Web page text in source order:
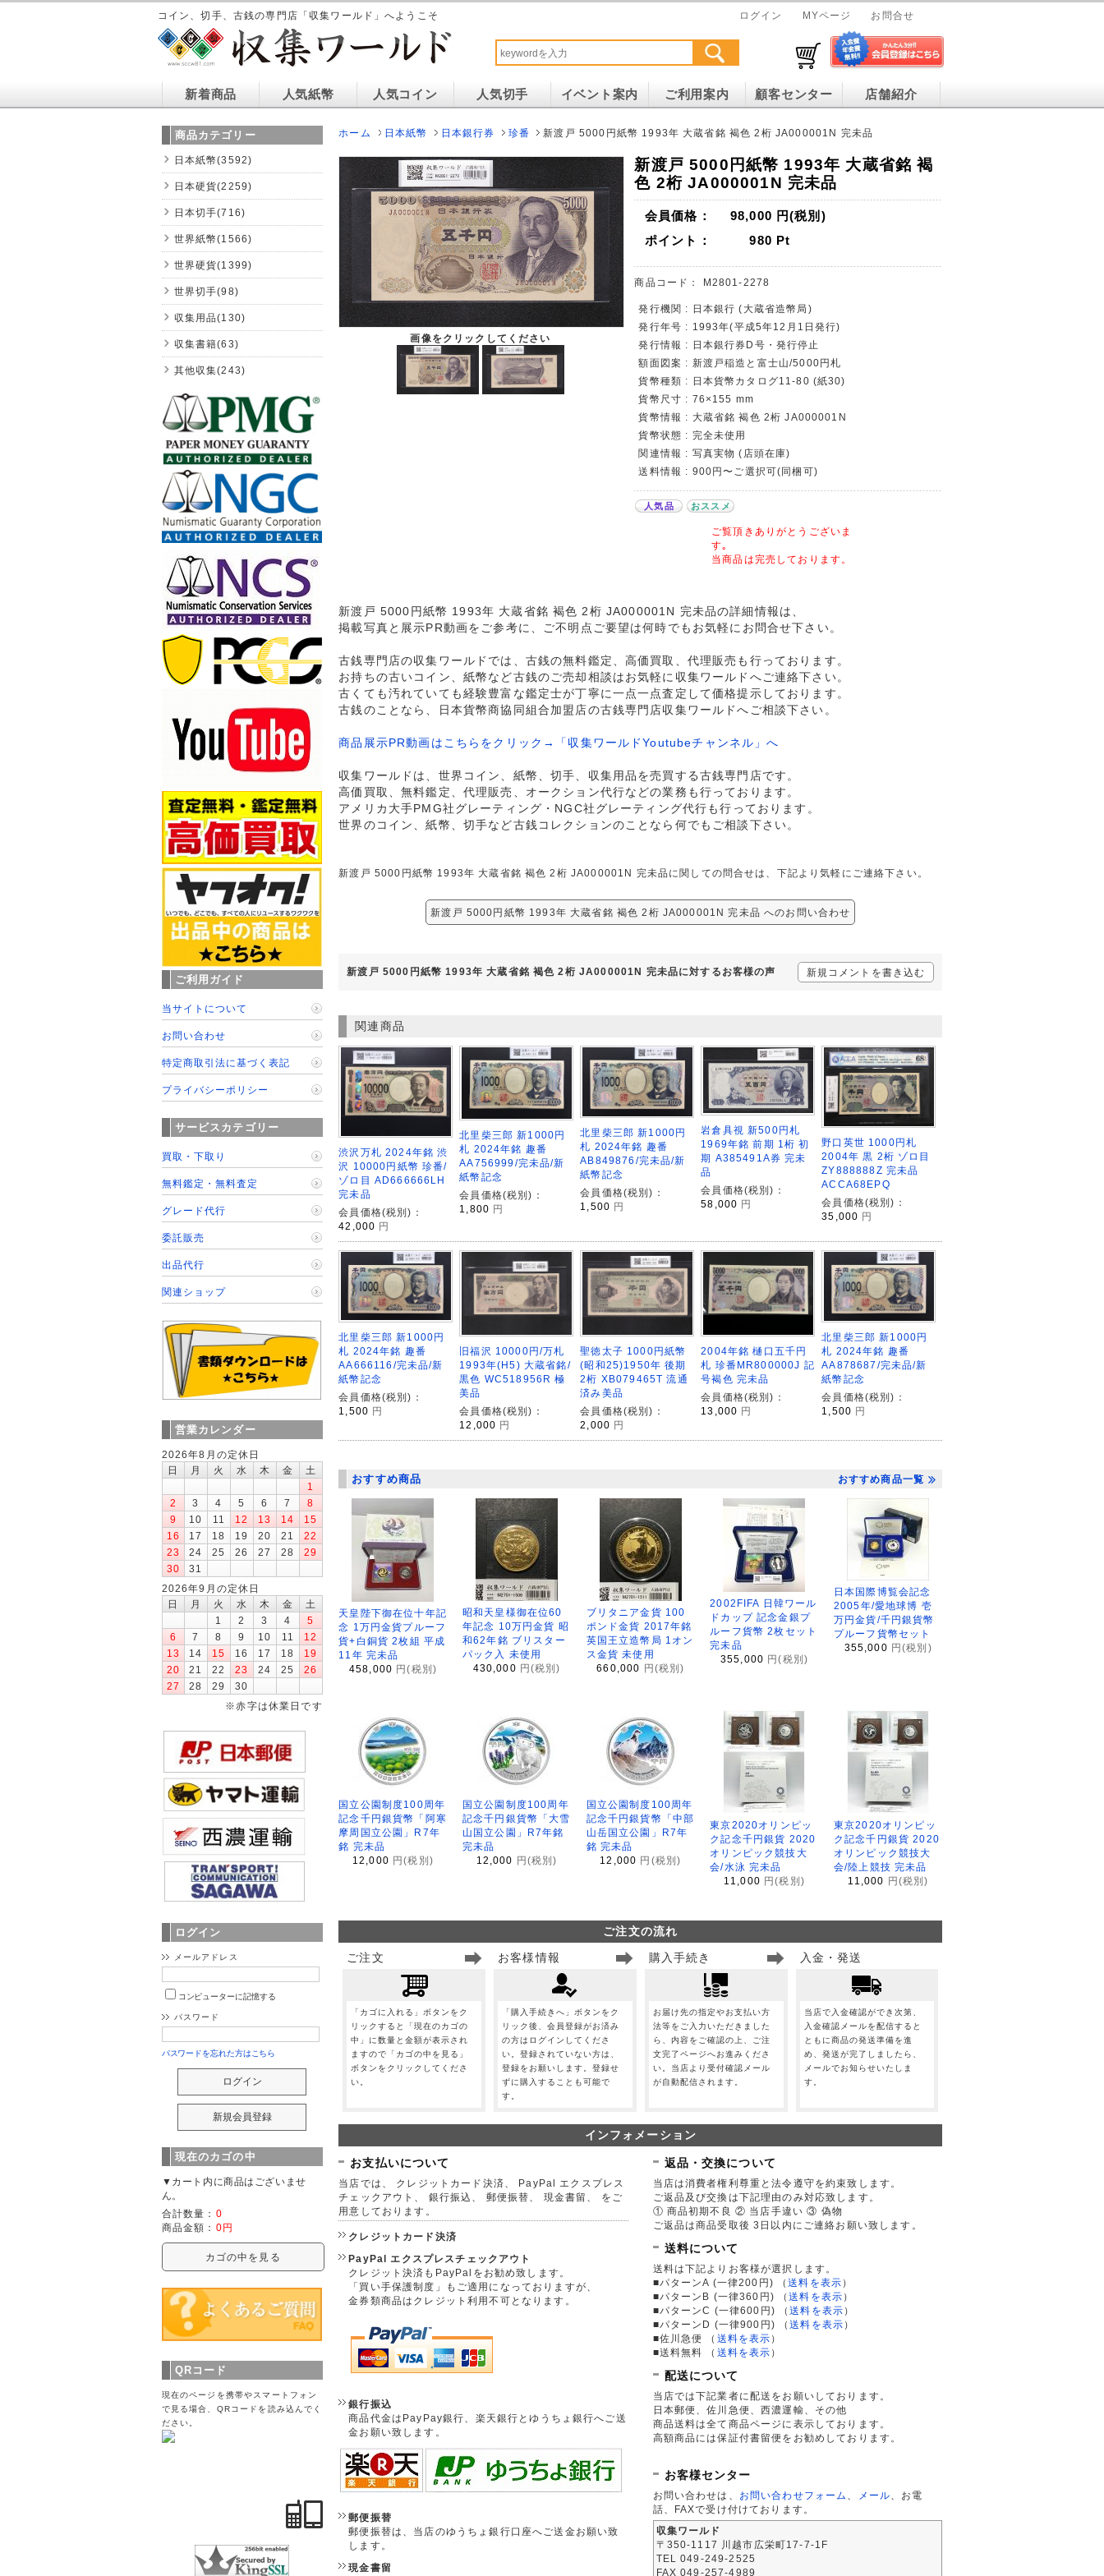
コイン、切手、古銭の専門店「収集ワールド」へようこそ ログイン MYページ お問合せ
新着商品 人気紙幣 人気コイン 人気切手 イベント案内 ご利用案内 顧客センター 店舗紹介
ホーム 日本紙幣 日本銀行券 珍番 新渡戸 5000円紙幣 1993年 大蔵省銘 褐色 2桁 JA000001N 完未品
画像をクリックしてください
新渡戸 5000円紙幣 1993年 大蔵省銘 褐
色 2桁 JA000001N 完未品
会員価格： 98,000 円(税別)
ポイント：
980 Pt
商品コード： M2801-2278
発行機関 : 日本銀行 (大蔵省造幣局)
発行年号 : 1993年(平成5年12月1日発行)
発行情報 : 日本銀行券D号・発行停止
額面図案 : 新渡戸稲造と富士山/5000円札
貨幣種類 : 日本貨幣カタログ11-80 (紙30)
貨幣尺寸 : 76×155 mm
貨幣情報 : 大蔵省銘 褐色 2桁 JA000001N
貨幣状態 : 完全未使用
関連情報 : 写真実物 (店頭在庫)
送料情報 : 900円〜ご選択可(同梱可)
人気品 おススメ
ご覧頂きありがとうございま
す｡
当商品は完売しております。
新渡戸 5000円紙幣 1993年 大蔵省銘 褐色 2桁 JA000001N 完未品の詳細情報は、
掲載写真と展示PR動画をご参考に、ご不明点ご要望は何時でもお気軽にお問合せ下さい。
古銭専門店の収集ワールドでは、古銭の無料鑑定、高価買取、代理販売も行っております。
お持ちの古いコイン、紙幣など古銭のご売却相談はお気軽に収集ワールドへご連絡下さい。
古くても汚れていても経験豊富な鑑定士が丁寧に一点一点査定して価格提示しております。
古銭のことなら、日本貨幣商協同組合加盟店の古銭専門店収集ワールドへご相談下さい。
商品展示PR動画はこちらをクリック→「収集ワールドYoutubeチャンネル」へ
収集ワールドは、世界コイン、紙幣、切手、収集用品を売買する古銭専門店です。
高価買取、無料鑑定、代理販売、オークション代行などの業務も行っております。
アメリカ大手PMG社グレーティング・NGC社グレーティング代行も行っております。
世界のコイン、紙幣、切手など古銭コレクションのことなら何でもご相談下さい。
新渡戸 5000円紙幣 1993年 大蔵省銘 褐色 2桁 JA000001N 完未品に関しての問合せは、下記より気軽にご連絡下さい。
新渡戸 5000円紙幣 1993年 大蔵省銘 褐色 2桁 JA000001N 完未品 へのお問い合わせ
新渡戸 5000円紙幣 1993年 大蔵省銘 褐色 2桁 JA000001N 完未品に対するお客様の声 新規コメントを書き込む
関連商品
渋沢万札 2024年銘 渋
沢 10000円紙幣 珍番/
ゾロ目 AD666666LH
完未品
会員価格(税別)：
42,000 円
北里柴三郎 新1000円
札 2024年銘 趣番
AA756999/完未品/新
紙幣記念
会員価格(税別)：
1,800 円
北里柴三郎 新1000円
札 2024年銘 趣番
AB849876/完未品/新
紙幣記念
会員価格(税別)：
1,500 円
岩倉具視 新500円札
1969年銘 前期 1桁 初
期 A385491A券 完未
品
会員価格(税別)：
58,000 円
野口英世 1000円札
2004年 黒 2桁 ゾロ目
ZY888888Z 完未品
ACCA68EPQ
会員価格(税別)：
35,000 円
北里柴三郎 新1000円
札 2024年銘 趣番
AA666116/完未品/新
紙幣記念
会員価格(税別)：
1,500 円
旧福沢 10000円/万札
1993年(H5) 大蔵省銘/
黒色 WC518956R 極
美品
会員価格(税別)：
12,000 円
聖徳太子 1000円紙幣
(昭和25)1950年 後期
2桁 XB079465T 流通
済み美品
会員価格(税別)：
2,000 円
2004年銘 樋口五千円
札 珍番MR800000J 記
号褐色 完未品
会員価格(税別)：
13,000 円
北里柴三郎 新1000円
札 2024年銘 趣番
AA878687/完未品/新
紙幣記念
会員価格(税別)：
1,500 円
おすすめ商品 おすすめ商品一覧
天皇陛下御在位十年記
念 1万円金貨プルーフ
貨+白銅貨 2枚組 平成
11年 完未品
458,000 円(税別)
昭和天皇様御在位60
年記念 10万円金貨 昭
和62年銘 ブリスター
パック入 未使用
430,000 円(税別)
ブリタニア金貨 100
ポンド金貨 2017年銘
英国王立造幣局 1オン
ス金貨 未使用
660,000 円(税別)
2002FIFA 日韓ワール
ドカップ 記念金銀プ
ルーフ貨幣 2枚セット
完未品
355,000 円(税別)
日本国際博覧会記念
2005年/愛地球博 壱
万円金貨/千円銀貨幣
プルーフ貨幣セット
355,000 円(税別)
国立公園制度100周年
記念千円銀貨幣「阿寒
摩周国立公園」R7年
銘 完未品
12,000 円(税別)
国立公園制度100周年
記念千円銀貨幣「大雪
山国立公園」R7年銘
完未品
12,000 円(税別)
国立公園制度100周年
記念千円銀貨幣「中部
山岳国立公園」R7年
銘 完未品
12,000 円(税別)
東京2020オリンピッ
ク記念千円銀貨 2020
オリンピック競技大
会/水泳 完未品
11,000 円(税別)
東京2020オリンピッ
ク記念千円銀貨 2020
オリンピック競技大
会/陸上競技 完未品
11,000 円(税別)
ご注文の流れ
ご注文
「カゴに入れる」ボタンをク
リックすると「現在のカゴの
中」に数量と金額が表示され
ますので「カゴの中を見る」
ボタンをクリックしてくださ
い。
お客様情報
「購入手続きへ」ボタンをク
リック後、会員登録がお済み
の方はログインしてくださ
い。登録されていない方は、
登録をお願いします。登録せ
ずに購入することも可能で
す。
購入手続き
お届け先の指定やお支払い方
法等をご入力いただきました
ら、内容をご確認の上、ご注
文完了ページへお進みくださ
い。当店より受付確認メール
が自動配信されます。
入金・発送
当店で入金確認ができ次第、
入金確認メールを配信すると
ともに商品の発送準備を進
め、発送が完了しましたら、
メールでお知らせいたしま
す。
インフォメーション
お支払いについて
当店では、 クレジットカード決済、 PayPal エクスプレス
チェックアウト、 銀行振込、 郵便振替、 現金書留、 をご
用意しております。
クレジットカード決済
PayPal エクスプレスチェックアウト
クレジット決済もPayPalをお勧め致します。
「買い手保護制度」もご適用になっておりますが、
金券類商品はクレジット利用不可となります。
銀行振込
商品代金はPayPay銀行、楽天銀行とゆうちょ銀行へご送
金お願い致します。
郵便振替
郵便振替は、当店のゆうちょ銀行口座へご送金お願い致
します。
現金書留
返品・交換について
当店は消費者権利尊重と法令遵守を約束致します。
ご返品及び交換は下記理由のみ対応致します。
① 商品初期不良 ② 当店手違い ③ 偽物
ご返品は商品受取後 3日以内にご連絡お願い致します。
送料について
送料は下記よりお客様が選択します。
■パターンA (一律200円)
（送料を表示 ）
■パターンB (一律360円)
（送料を表示 ）
■パターンC (一律600円)
（送料を表示 ）
■パターンD (一律900円)
（送料を表示 ）
■佐川急便
（ 送料を表示 ）
■送料無料
（ 送料を表示 ）
配送について
当店では下記業者に配送をお願いしております。
日本郵便、佐川急便、西濃運輸、その他
商品送料は全て商品ページに表示しております。
高額商品には保証付書留便をお勧めしております。
お客様センター
お問い合わせは、 お問い合わせフォーム メール 、お電
話、FAXで受け付けております。
収集ワールド
〒350-1117 川越市広栄町17-7-1F
TEL 049-249-2525
FAX 049-257-4989
商品カテゴリー
日本紙幣(3592)
日本硬貨(2259)
日本切手(716)
世界紙幣(1566)
世界硬貨(1399)
世界切手(98)
収集用品(130)
収集書籍(63)
其他収集(243)
ご利用ガイド
当サイトについて
お問い合わせ
特定商取引法に基づく表記
プライバシーポリシー
サービスカテゴリー
買取・下取り
無料鑑定・無料査定
グレード代行
委託販売
出品代行
関連ショップ
営業カレンダー
2026年8月の定休日
日
月 火 水 木 金
土
1
2
3 4 5 6 7
8
9
10 11 12 13 14
15
16
17 18 19 20 21
22
23
24 25 26 27 28
29
30
31
2026年9月の定休日
日
月 火 水 木 金
土
1
2 3 4
5
6
7 8 9 10 11
12
13
14 15 16 17 18
19
20
21 22 23 24 25
26
27
28 29
30
※赤字は休業日です
ログイン
メールアドレス
コンピューターに記憶する
パスワード
パスワードを忘れた方はこちら
現在のカゴの中
▼カート内に商品はございませ
ん。
合計数量： 0
商品金額： 0円
カゴの中を見る
QRコード
現在のページを携帯やスマートフォン
で見る場合、QRコードを読み込んでく
ださい。